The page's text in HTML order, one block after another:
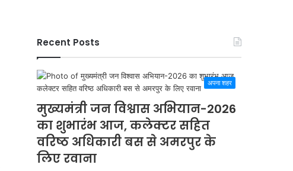
Recent Posts
अपना शहर
मुख्यमंत्री जन विश्वास अभियान-2026
का शुभारंभ आज, कलेक्टर सहित
वरिष्ठ अधिकारी बस से अमरपुर के
लिए रवाना